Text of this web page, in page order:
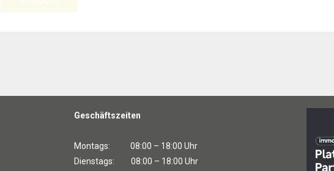
Geschäftszeiten
Montags: 08:00 – 18:00 Uhr
Dienstags: 08:00 – 18:00 Uhr